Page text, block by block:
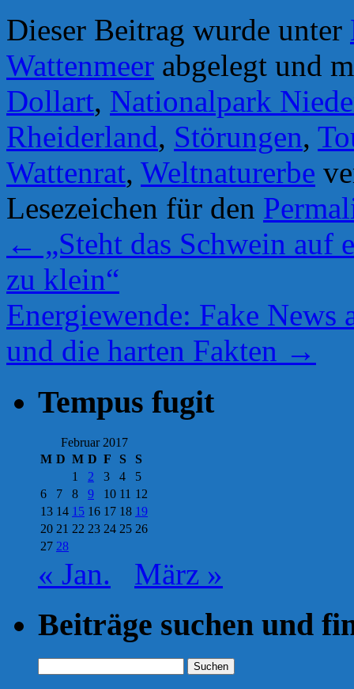
Dieser Beitrag wurde unter
Wattenmeer abgelegt und
Dollart, Nationalpark
Rheiderland, Störungen,
Wattenrat, Weltnaturerbe
Lesezeichen für den
← „Steht das Schwein auf
zu klein“
Energiewende: Fake
und die harten Fakten →
Tempus fugit
Februar 2017
M D M D F S
S
1
2 3 4
5
6
7 8 9 10 11 12
13 14 15 16 17 18 19
20 21 22 23 24 25 26
27 28
« Jan. März »
Beiträge suchen und
nach: